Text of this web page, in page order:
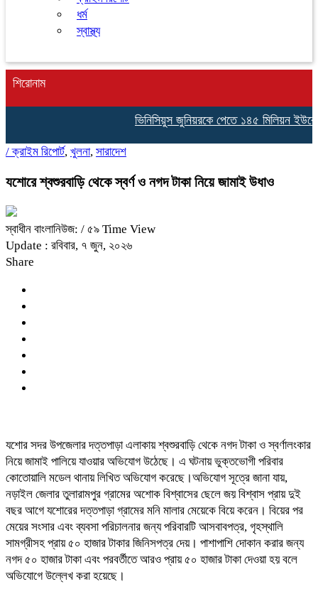
ধর্ম
স্বাস্থ্য
শিরোনাম
ভিনিসিয়ুস জুনিয়রকে পেতে ১৪৫ মিলিয়ন ইউরোর
/ক্রাইম রিপোর্ট, খুলনা, সারাদেশ
যশোরে শ্বশুরবাড়ি থেকে স্বর্ণ ও নগদ টাকা নিয়ে জামাই উধাও
স্বাধীন বাংলানিউজ: / ৫৯ Time View
Update : রবিবার, ৭ জুন, ২০২৬
Share
যশোর সদর উপজেলার দত্তপাড়া এলাকায় শ্বশুরবাড়ি থেকে নগদ টাকা ও স্বর্ণালংকার
নিয়ে জামাই পালিয়ে যাওয়ার অভিযোগ উঠেছে। এ ঘটনায় ভুক্তভোগী পরিবার
কোতোয়ালি মডেল থানায় লিখিত অভিযোগ করেছে।অভিযোগ সূত্রে জানা যায়,
নড়াইল জেলার তুলারামপুর গ্রামের অশোক বিশ্বাসের ছেলে জয় বিশ্বাস প্রায় দুই
বছর আগে যশোরের দত্তপাড়া গ্রামের মনি মালার মেয়েকে বিয়ে করেন। বিয়ের পর
মেয়ের সংসার এবং ব্যবসা পরিচালনার জন্য পরিবারটি আসবাবপত্র, গৃহস্থালি
সামগ্রীসহ প্রায় ৫০ হাজার টাকার জিনিসপত্র দেয়। পাশাপাশি দোকান করার জন্য
নগদ ৫০ হাজার টাকা এবং পরবর্তীতে আরও প্রায় ৫০ হাজার টাকা দেওয়া হয় বলে
অভিযোগে উল্লেখ করা হয়েছে।